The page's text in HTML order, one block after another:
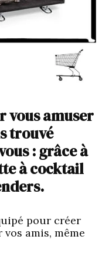
vous amuser
trouvé
: grâce à
à cocktail
pour créer
vos amis, même